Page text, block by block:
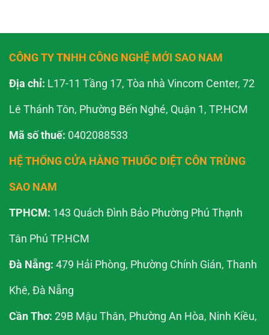
CÔNG TY TNHH CÔNG NGHỆ MỚI SAO NAM
Địa chỉ: L17-11 Tầng 17, Tòa nhà Vincom Center, 72
Lê Thánh Tôn, Phường Bến Nghé, Quận 1, TP.HCM
Mã số thuế: 0402088533
HỆ THỐNG CỬA HÀNG THUỐC DIỆT CÔN TRÙNG
SAO NAM
TPHCM: 143 Quách Đình Bảo Phường Phú Thạnh
Tân Phú TP.HCM
Đà Nẵng: 479 Hải Phòng, Phường Chính Gián, Thanh
Khê, Đà Nẵng
Cần Thơ: 29B Mậu Thân, Phường An Hòa, Ninh Kiều,